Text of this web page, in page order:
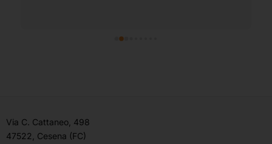
Via C. Cattaneo, 498
47522, Cesena (FC)